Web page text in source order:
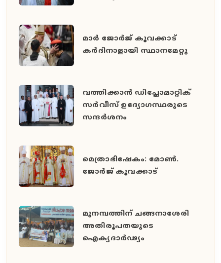
മാർ ജോർജ് കൂവക്കാട്
കർദിനാളായി സ്ഥാനമേറ്റു
വത്തിക്കാൻ ഡിപ്ലോമാറ്റിക്
സർവീസ് ഉദ്യോഗസ്ഥരുടെ
സന്ദർശനം
മെത്രാഭിഷേകം: മോൺ.
ജോർജ് കൂവക്കാട്
മുനമ്പത്തിന് ചങ്ങനാശേരി
അതിരൂപതയുടെ
ഐക്യദാർഢ്യം